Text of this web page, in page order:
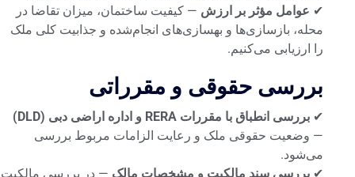
عوامل مؤثر بر ارزش — کیفیت ساختمان، میزان تقاضا در
محله، بازسازی‌ها و بهسازی‌های انجام‌شده و جذابیت کلی ملک
را ارزیابی می‌کنیم.
بررسی حقوقی و مقرراتی
بررسی انطباق با مقررات RERA و اداره اراضی دبی (DLD)
— وضعیت حقوقی ملک و رعایت الزامات مربوط بررسی
می‌شود.
بررسی سند مالکیت و مشخصات مالک— در بررسی مالکیت